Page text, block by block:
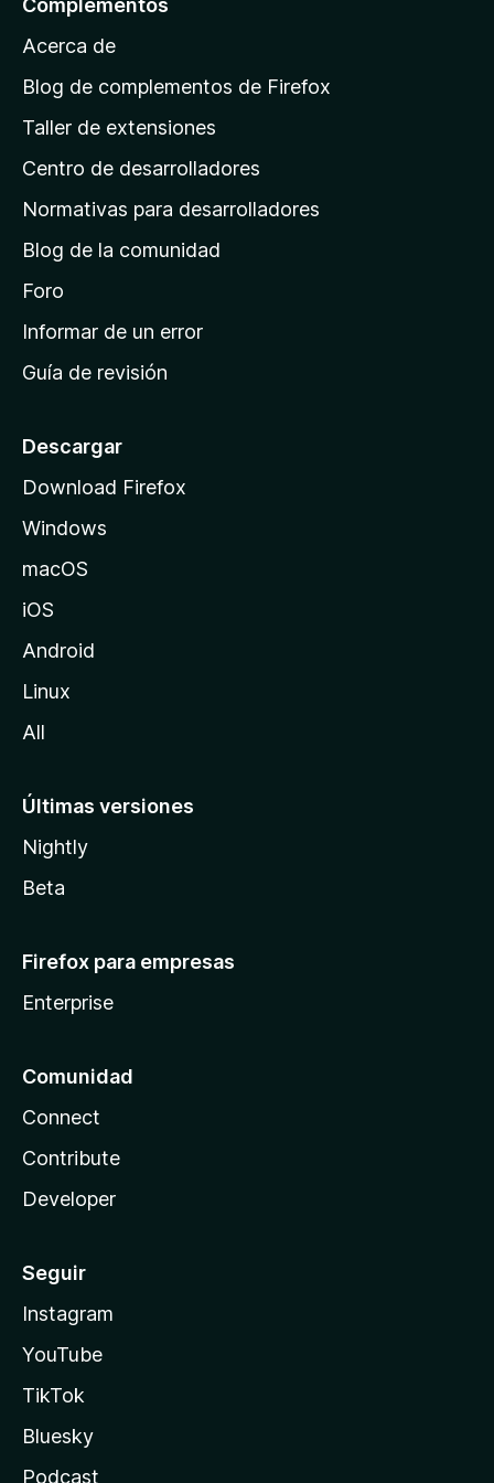
p
á
n
a
e
i
n
c
o
e
M
i
l
Complementos
Acerca de
Blog de complementos de Firefox
Taller de extensiones
Centro de desarrolladores
Normativas para desarrolladores
Blog de la comunidad
Foro
Informar de un error
Guía de revisión
Descargar
Download Firefox
Windows
macOS
iOS
Android
Linux
All
Últimas versiones
Nightly
Beta
Firefox para empresas
Enterprise
Comunidad
Connect
Contribute
Developer
Seguir
Instagram
YouTube
TikTok
Bluesky
Podcast